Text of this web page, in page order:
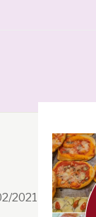
n. 199/2021